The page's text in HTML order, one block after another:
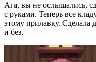
Ага, вы не ослышались,
с руками. Теперь все
этому прилавку. Сделала
и без.